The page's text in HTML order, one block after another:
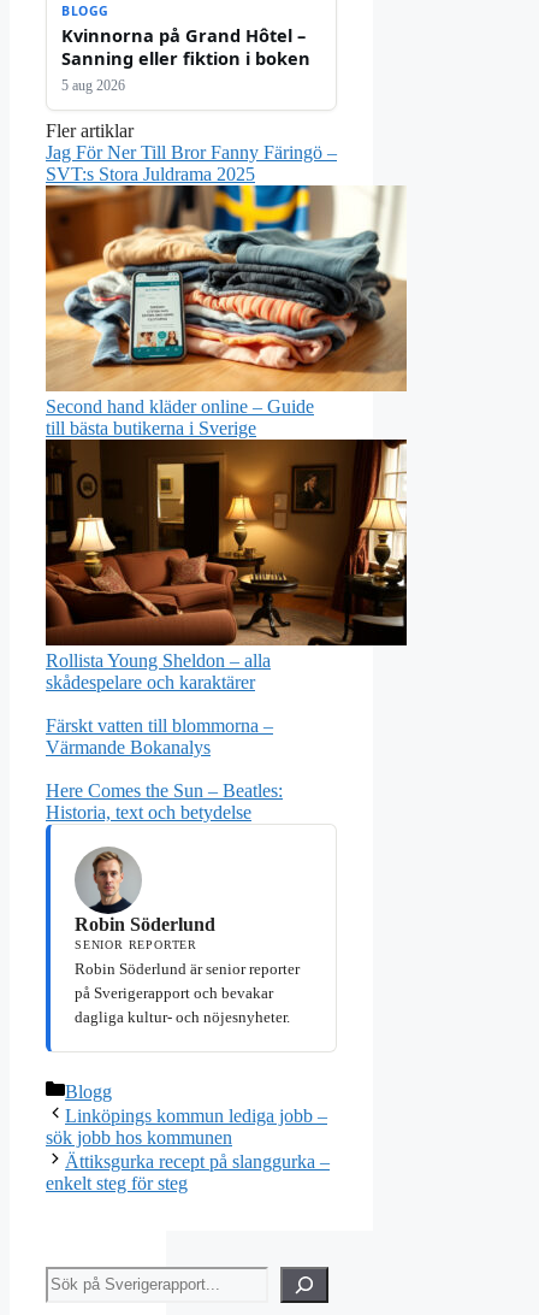
BLOGG
Kvinnorna på Grand Hôtel –
Sanning eller fiktion i boken
5 aug 2026
Fler artiklar
Jag För Ner Till Bror Fanny Färingö –
SVT:s Stora Juldrama 2025
Second hand kläder online – Guide
till bästa butikerna i Sverige
Rollista Young Sheldon – alla
skådespelare och karaktärer
Färskt vatten till blommorna –
Värmande Bokanalys
Here Comes the Sun – Beatles:
Historia, text och betydelse
Robin Söderlund
SENIOR REPORTER
Robin Söderlund är senior reporter
på Sverigerapport och bevakar
dagliga kultur- och nöjesnyheter.
Kategorier
Blogg
Linköpings kommun lediga jobb –
sök jobb hos kommunen
Ättiksgurka recept på slanggurka –
enkelt steg för steg
Sök